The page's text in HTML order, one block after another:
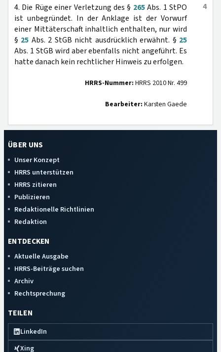
4
4. Die Rüge einer Verletzung des § 265Abs. 1 StPO
ist unbegründet. In der Anklage ist der Vorwurf
einer Mittäterschaft inhaltlich enthalten, nur wird
§ 25 Abs. 2 StGB nicht ausdrücklich erwähnt. § 25
Abs. 1 StGB wird aber ebenfalls nicht angeführt. Es
hatte danach kein rechtlicher Hinweis zu erfolgen.
HRRS-Nummer: HRRS 2010 Nr. 499
Bearbeiter: Karsten Gaede
ÜBER UNS
Unser Konzept
HRRS unterstützen
HRRS zitieren
Publizieren
Redaktionelle Richtlinien
Redaktion
ENTDECKEN
Aktuelle Ausgabe
HRRS-Beiträge suchen
Archiv
Rechtsprechung
TEILEN
LinkedIn
Xing